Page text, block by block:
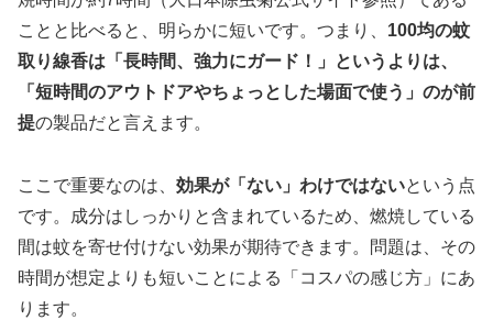
ことと比べると、明らかに短いです。つまり、 100均の蚊
取り線香は「長時間、強力にガード！」というよりは、
「短時間のアウトドアやちょっとした場面で使う」のが前
提の製品だと言えます。
ここで重要なのは、 効果が「ない」わけではないという点
です。成分はしっかりと含まれているため、燃焼している
間は蚊を寄せ付けない効果が期待できます。問題は、その
時間が想定よりも短いことによる「コスパの感じ方」にあ
ります。